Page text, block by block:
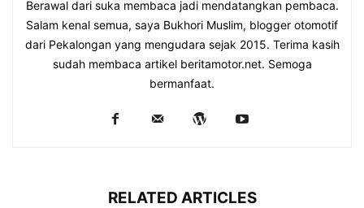
Berawal dari suka membaca jadi mendatangkan pembaca.
Salam kenal semua, saya Bukhori Muslim, blogger otomotif
dari Pekalongan yang mengudara sejak 2015. Terima kasih
sudah membaca artikel beritamotor.net. Semoga
bermanfaat.
RELATED ARTICLES